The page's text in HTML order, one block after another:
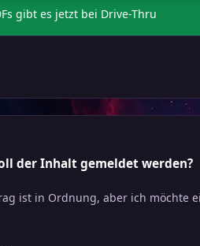
gibt es jetzt bei Drive-Thru
der Inhalt gemeldet werden?